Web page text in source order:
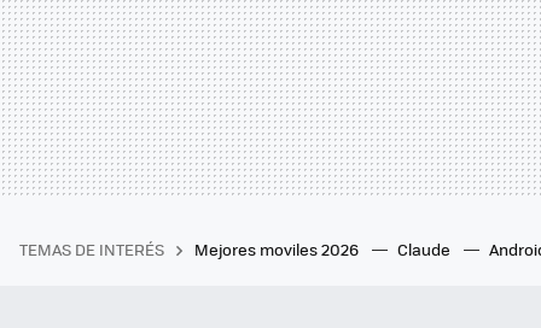
TEMAS DE INTERÉS Mejores moviles 2026 Claude